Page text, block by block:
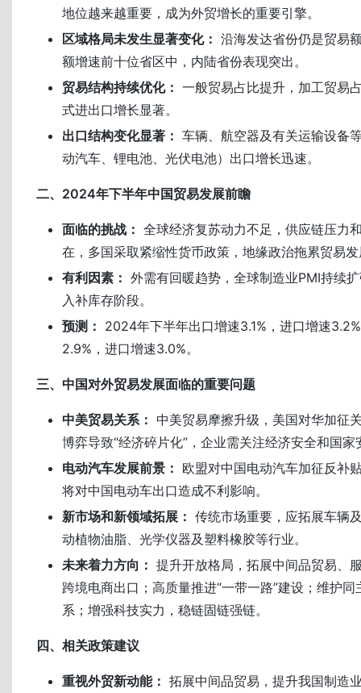
地位越来越重要，成为外贸增长的重要引擎。
区域格局未发生显著变化： 沿海发达省份仍是贸易
额增速前十位省区中，内陆省份表现突出。
贸易结构持续优化： 一般贸易占比提升，加工贸易
式进出口增长显著。
出口结构变化显著： 车辆、航空器及有关运输设备
动汽车、锂电池、光伏电池）出口增长迅速。
二、2024年下半年中国贸易发展前瞻
面临的挑战： 全球经济复苏动力不足，供应链压力
在，多国采取紧缩性货币政策，地缘政治拖累贸易
有利因素： 外需有回暖趋势，全球制造业PMI持续
入补库存阶段。
预测： 2024年下半年出口增速3.1%，进口增速
2.9%，进口增速3.0%。
三、中国对外贸易发展面临的重要问题
中美贸易关系： 中美贸易摩擦升级，美国对华加征
博弈导致“经济碎片化”，企业需关注经济安全和国家
电动汽车发展前景： 欧盟对中国电动汽车加征反补
将对中国电动车出口造成不利影响。
新市场和新领域拓展： 传统市场重要，应拓展车辆
动植物油脂、光学仪器及塑料橡胶等行业。
未来着力方向： 提升开放格局，拓展中间品贸易、
跨境电商出口；高质量推进“一带一路”建设；维护
系；增强科技实力，稳链固链强链。
四、相关政策建议
重视外贸新动能： 拓展中间品贸易，提升我国制造